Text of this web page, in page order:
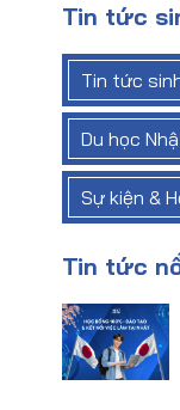
Tin tức
Tin tức
Du học
Sự kiện &
Tin tức